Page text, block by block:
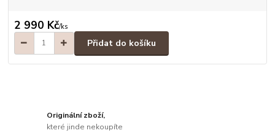
2 990 Kč/ks
Přidat do košíku
Originální zboží,
které jinde nekoupíte